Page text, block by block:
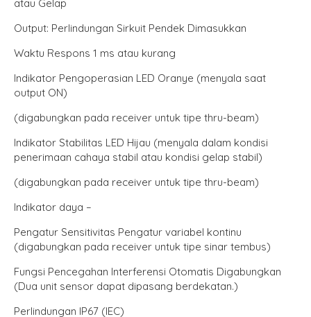
atau Gelap
Output: Perlindungan Sirkuit Pendek Dimasukkan
Waktu Respons 1 ms atau kurang
Indikator Pengoperasian LED Oranye (menyala saat
output ON)
(digabungkan pada receiver untuk tipe thru-beam)
Indikator Stabilitas LED Hijau (menyala dalam kondisi
penerimaan cahaya stabil atau kondisi gelap stabil)
(digabungkan pada receiver untuk tipe thru-beam)
Indikator daya –
Pengatur Sensitivitas Pengatur variabel kontinu
(digabungkan pada receiver untuk tipe sinar tembus)
Fungsi Pencegahan Interferensi Otomatis Digabungkan
(Dua unit sensor dapat dipasang berdekatan.)
Perlindungan IP67 (IEC)